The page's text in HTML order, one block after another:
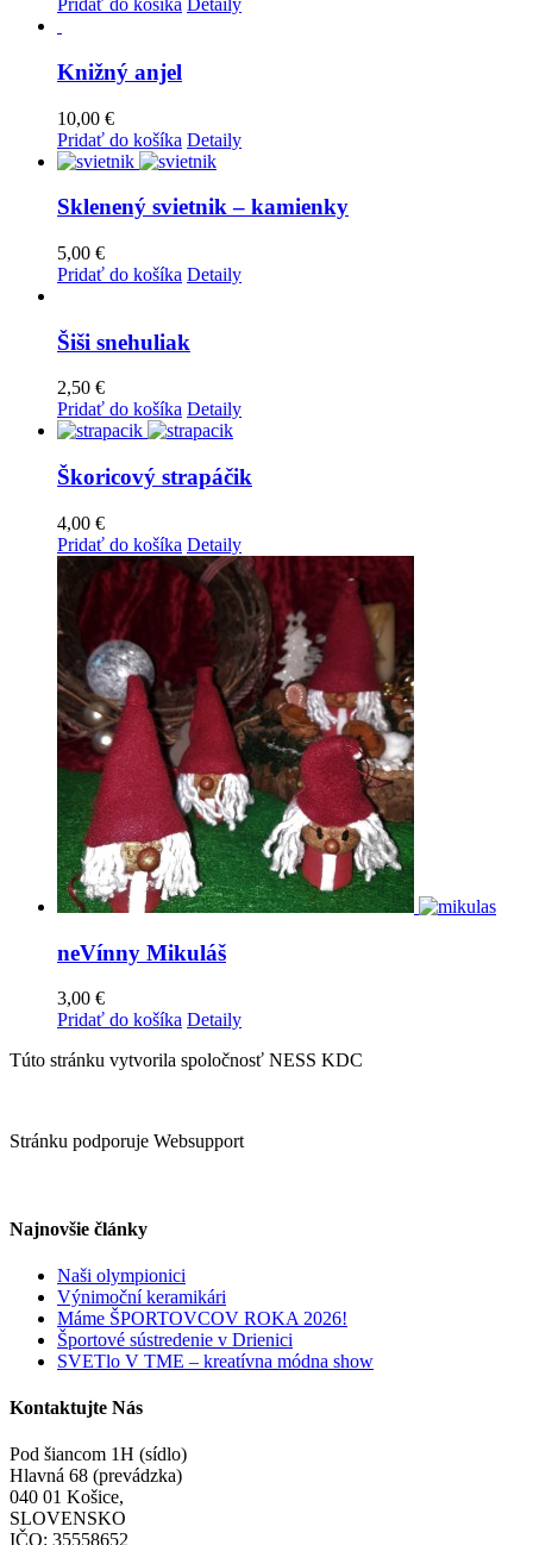
Pridať do košíka Detaily
Knižný anjel
10,00 €
Pridať do košíka Detaily
Sklenený svietnik – kamienky
5,00 €
Pridať do košíka Detaily
Šiši snehuliak
2,50 €
Pridať do košíka Detaily
Škoricový strapáčik
4,00 €
Pridať do košíka Detaily
neVínny Mikuláš
3,00 €
Pridať do košíka Detaily
Túto stránku vytvorila spoločnosť NESS KDC
Stránku podporuje Websupport
Najnovšie články
Naši olympionici
Výnimoční keramikári
Máme ŠPORTOVCOV ROKA 2026!
Športové sústredenie v Drienici
SVETlo V TME – kreatívna módna show
Kontaktujte Nás
Pod šiancom 1H (sídlo)
Hlavná 68 (prevádzka)
040 01 Košice,
SLOVENSKO
IČO: 35558652